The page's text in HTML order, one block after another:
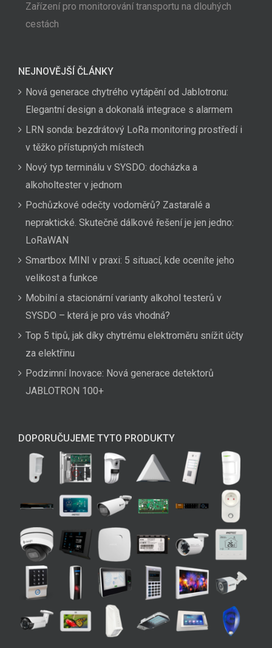
Zařízení pro monitorování transportu na dlouhých
cestách
NEJNOVĚJŠÍ ČLÁNKY
Nová generace chytrého vytápění od Jablotronu:
Elegantní design a dokonalá integrace s alarmem
LRN sonda: bezdrátový LoRa monitoring prostředí i
v těžko přístupných místech
Nový typ terminálu v SYSDO: docházka a
alkoholtester v jednom
Pochůzkové odečty vodoměrů? Zastaralé a
nepraktické. Skutečně dálkové řešení je jen jedno:
LoRaWAN
Smartbox MINI v praxi: 5 situací, kde oceníte jeho
velikost a funkce
Mobilní a stacionární varianty alkohol testerů v
SYSDO – která je pro vás vhodná?
Top 5 tipů, jak díky chytrému elektroměru snížit účty
za elektřinu
Podzimní Inovace: Nová generace detektorů
JABLOTRON 100+
DOPORUČUJEME TYTO PRODUKTY